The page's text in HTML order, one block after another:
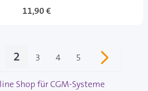
11,90 €
Sie lesen gerade Seite
2 Seite
3 Seite
4 Seite
5
Shop für CGM-Systeme